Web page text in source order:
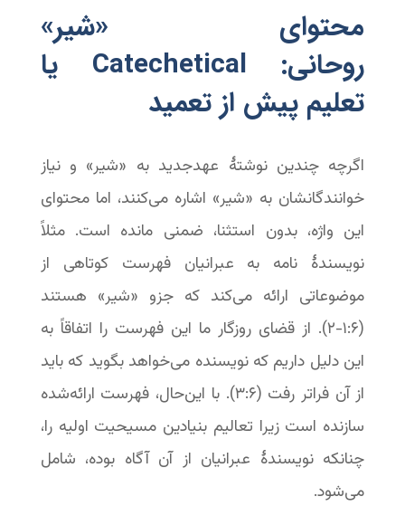
محتوای «شیر»
روحانی: Catechetical یا
تعلیم پیش از تعمید
اگرچه چندین نوشتۀ عهدجدید به «شیر» و نیاز
خوانندگانشان به «شیر» اشاره می‌کنند، اما محتوای
این واژه، بدون استثنا، ضمنی مانده است. مثلاً
نویسندۀ نامه به عبرانیان فهرست کوتاهی از
موضوعاتی ارائه می‌کند که جزو «شیر» هستند
(۶:‏۱-‏۲). از قضای روزگار ما این فهرست را اتفاقاً به
این دلیل داریم که نویسنده می‌خواهد بگوید که باید
از آن فراتر رفت (۶:‏۳). با این‌حال، فهرست ارائه‌شده
سازنده است زیرا تعالیم بنیادین مسیحیت اولیه را،
چنانکه نویسندۀ عبرانیان از آن آگاه بوده، شامل
می‌شود.